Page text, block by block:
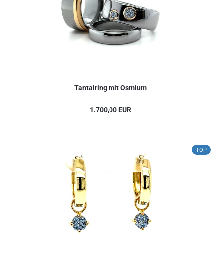
Tantalring mit Osmium
1.700,00 EUR
TOP